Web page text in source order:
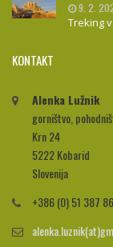
9. 2.
Treking
KONTAKT
Alenka Lužnik
gorništvo,
Krn 24
5222 Kobarid
Slovenija
+386 (0) 51 387